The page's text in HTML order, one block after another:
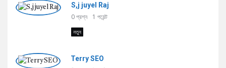
S,j juyel Raj
0প্রশ্ন 1 পয়েন্ট
নতুন
Terry SEO